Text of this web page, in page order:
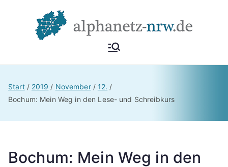
Alphan
etz
NRW
Start 2019 November
12.
Bochum: Mein Weg in den Lese- und Schreibkurs
Bochum: Mein Weg in den